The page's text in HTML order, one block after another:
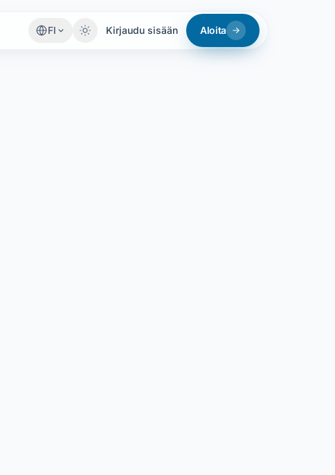
FI Kirjaudu sisään Aloita